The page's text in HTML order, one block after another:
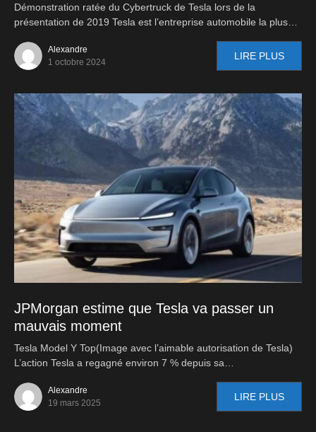
Démonstration ratée du Cybertruck de Tesla lors de la
présentation de 2019 Tesla est l’entreprise automobile la plus…
Alexandre
1 octobre 2024
LIRE PLUS
JPMorgan estime que Tesla va passer un
mauvais moment
Tesla Model Y Top(Image avec l’aimable autorisation de Tesla)
L’action Tesla a regagné environ 7 % depuis sa…
Alexandre
19 mars 2025
LIRE PLUS